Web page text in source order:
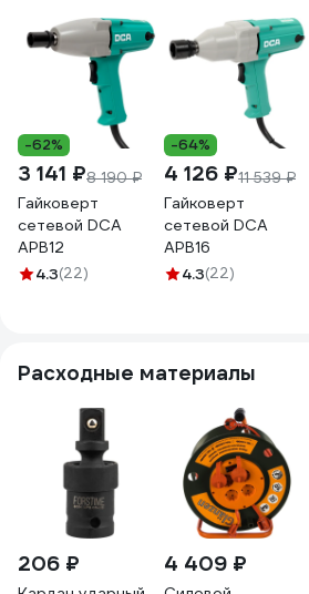
-62%
3 141 ₽8 190 ₽
Гайковерт
сетевой DCA
APB12
4.3(22)
-64%
4 126 ₽11 539 ₽
Гайковерт
сетевой DCA
APB16
4.3(22)
Расходные материалы
206 ₽ 4 409 ₽